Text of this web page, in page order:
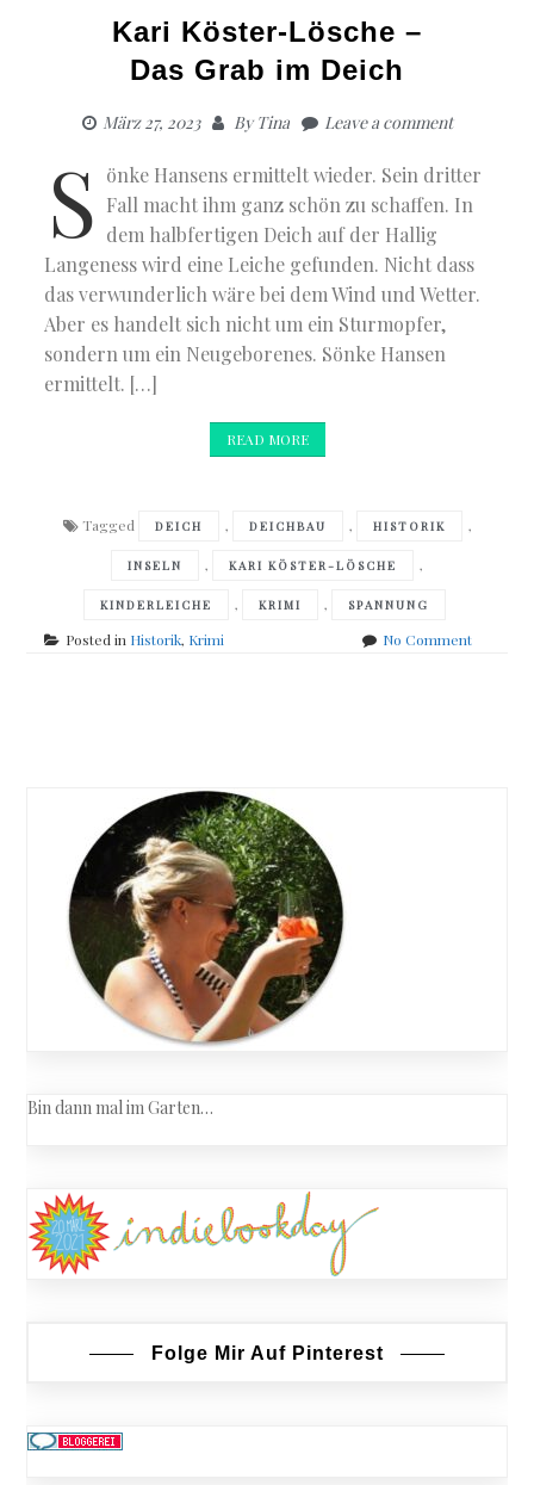
Kari Köster-Lösche –
Das Grab im Deich
März 27, 2023 ByTina Leave a comment
S önke Hansens ermittelt wieder. Sein dritter
Fall macht ihm ganz schön zu schaffen. In
dem halbfertigen Deich auf der Hallig
Langeness wird eine Leiche gefunden. Nicht dass
das verwunderlich wäre bei dem Wind und Wetter.
Aber es handelt sich nicht um ein Sturmopfer,
sondern um ein Neugeborenes. Sönke Hansen
ermittelt. […]
READ MORE
Tagged DEICH , DEICHBAU , HISTORIK ,
INSELN , KARI KÖSTER-LÖSCHE ,
KINDERLEICHE , KRIMI , SPANNUNG
Posted in Historik, Krimi No Commenton
navigation
Bin dann mal im Garten…
Folge Mir Auf Pinterest